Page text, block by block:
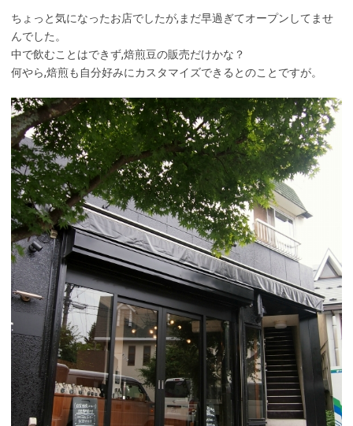
ちょっと気になったお店でしたが,まだ早過ぎてオープンしてませ
んでした。
中で飲むことはできず,焙煎豆の販売だけかな？
何やら,焙煎も自分好みにカスタマイズできるとのことですが。